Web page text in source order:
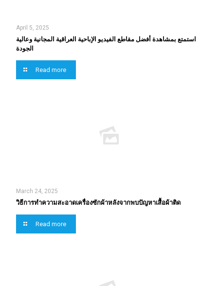
April 5, 2025
استمتع بمشاهدة أفضل مقاطع الفيديو الإباحية العراقية المجانية وعالية
الجودة
Read more
March 24, 2025
วิธีการทำความสะอาดเครื่องซักผ้าหลังจากพบปัญหาเสื้อผ้าติด
Read more